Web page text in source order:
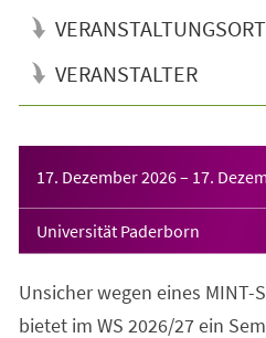
VERANSTALTUNGSORT
VERANSTALTER
17. Dezember 2026– 17.
Universität Paderborn
Unsicher wegen eines
bietet im WS 2026/27 ein